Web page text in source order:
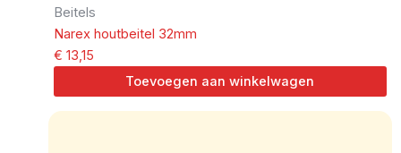
Beitels
Narex houtbeitel 32mm
€ 13,15
Toevoegen aan winkelwagen